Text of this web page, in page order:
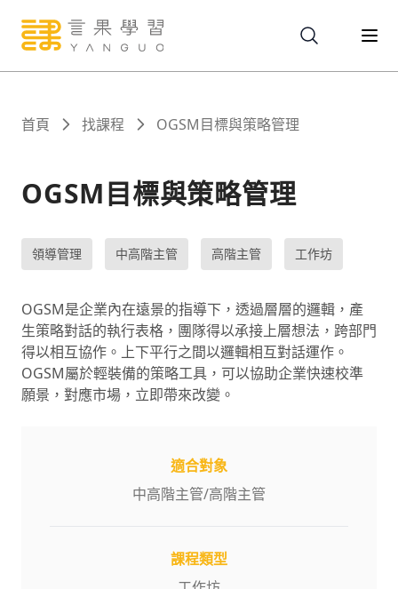
關於
課程
報名
文章
首頁 找課程 OGSM目標與策略管理
OGSM目標與策略管理
領導管理 中高階主管 高階主管 工作坊
OGSM是企業內在遠景的指導下，透過層層的邏輯，產
生策略對話的執行表格，團隊得以承接上層想法，跨部門
得以相互協作。上下平行之間以邏輯相互對話運作。
OGSM屬於輕裝備的策略工具，可以協助企業快速校準
願景，對應市場，立即帶來改變。
適合對象
中高階主管/高階主管
課程類型